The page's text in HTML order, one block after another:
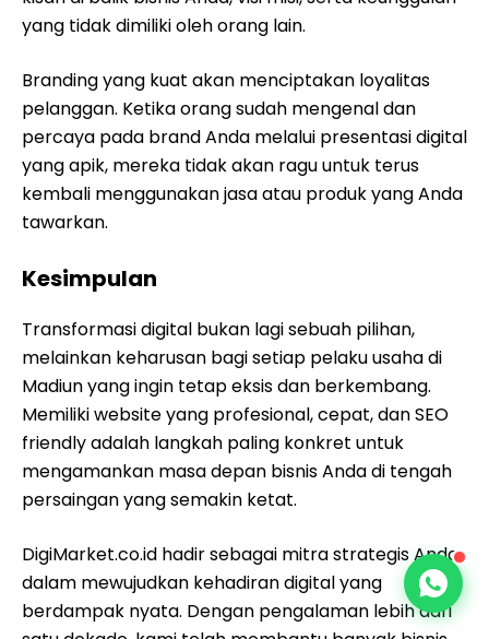
yang tidak dimiliki oleh orang lain.
Branding yang kuat akan menciptakan loyalitas
pelanggan. Ketika orang sudah mengenal dan
percaya pada brand Anda melalui presentasi digital
yang apik, mereka tidak akan ragu untuk terus
kembali menggunakan jasa atau produk yang Anda
tawarkan.
Kesimpulan
Transformasi digital bukan lagi sebuah pilihan,
melainkan keharusan bagi setiap pelaku usaha di
Madiun yang ingin tetap eksis dan berkembang.
Memiliki website yang profesional, cepat, dan SEO
friendly adalah langkah paling konkret untuk
mengamankan masa depan bisnis Anda di tengah
persaingan yang semakin ketat.
DigiMarket.co.id hadir sebagai mitra strategis Anda
dalam mewujudkan kehadiran digital yang
berdampak nyata. Dengan pengalaman lebih dari